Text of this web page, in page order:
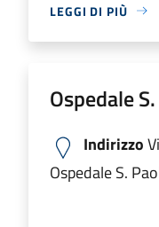
LEGGI DI PIÙ
Ospedale
Indirizzo
Ospedale S.